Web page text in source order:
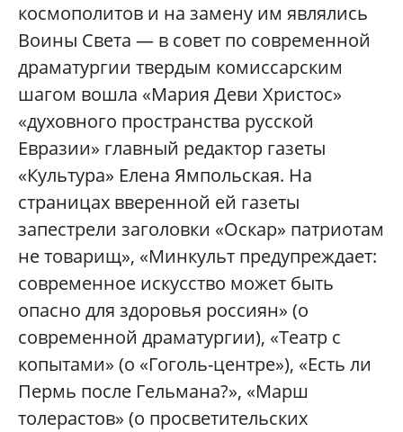
космополитов и на замену им являлись
Воины Света — в совет по современной
драматургии твердым комиссарским
шагом вошла «Мария Деви Христос»
«духовного пространства русской
Евразии» главный редактор газеты
«Культура» Елена Ямпольская. На
страницах вверенной ей газеты
запестрели заголовки «Оскар» патриотам
не товарищ», «Минкульт предупреждает:
современное искусство может быть
опасно для здоровья россиян» (о
современной драматургии), «Театр с
копытами» (о «Гоголь-центре»), «Есть ли
Пермь после Гельмана?», «Марш
толерастов» (о просветительских